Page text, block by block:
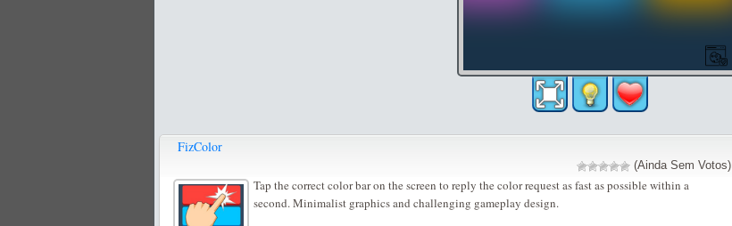
FizColor
(Ainda Sem Votos)
Tap the correct color bar on the screen to reply the color request as fast as possible within a
second. Minimalist graphics and challenging gameplay design.